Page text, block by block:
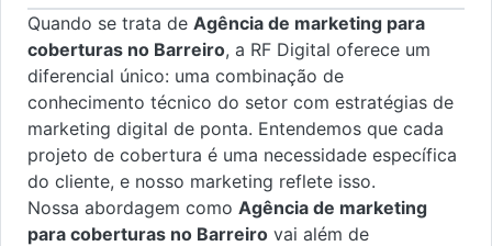
Quando se trata de Agência de marketing para
coberturas no Barreiro, a RF Digital oferece um
diferencial único: uma combinação de
conhecimento técnico do setor com estratégias de
marketing digital de ponta. Entendemos que cada
projeto de cobertura é uma necessidade específica
do cliente, e nosso marketing reflete isso.
Nossa abordagem como Agência de marketing
para coberturas no Barreiro vai além de